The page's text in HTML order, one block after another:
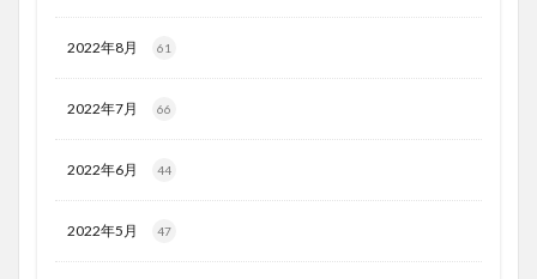
2022年8月 61
2022年7月 66
2022年6月 44
2022年5月 47